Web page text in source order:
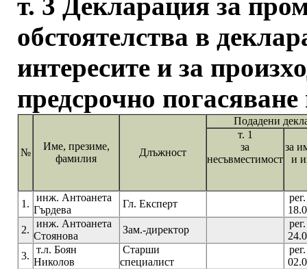
обстоятелства в
интересите и за
предсрочно
№
Име, презиме,
фамилия
Длъжност
Подадени
т. 1
за
несъвместимост
за
и
1.
инж. Антоанета
Гърдева
Гл. Експерт
2.
инж. Антоанета
Стоянова
Зам.-директор
3.
т.л. Боян
Николов
Старши
специалист